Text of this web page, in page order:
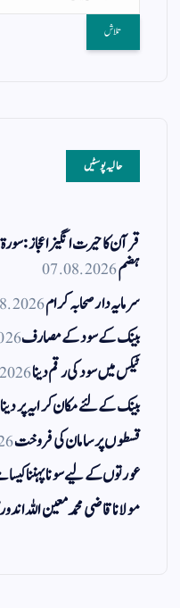
حالیہ پوسٹیں
قرآن کا حیرت انگیز اعجاز:
ہضم07.08.2026
سرمایہ دار صحابہ کرام
بینک کے سود کے مصارف
ٹیکس میں سود کی رقم دینا
بینک کے لئے مکان کرایہ پر دینا
قسطوں پر سامان کی فروخت
عورتوں کے لیے سونا پہننا
مولانا قاضی محمد معین اللہ